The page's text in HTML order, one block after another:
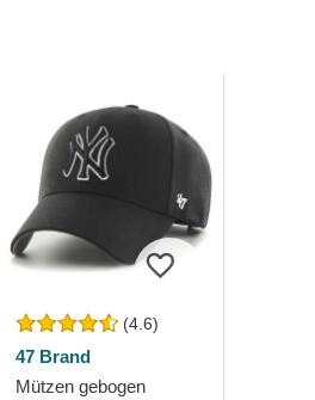
(4.6)
47 Brand
Mützen gebogen